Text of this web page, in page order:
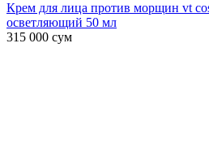
Крем для лица против морщин vt
осветляющий 50 мл
315 000 сум